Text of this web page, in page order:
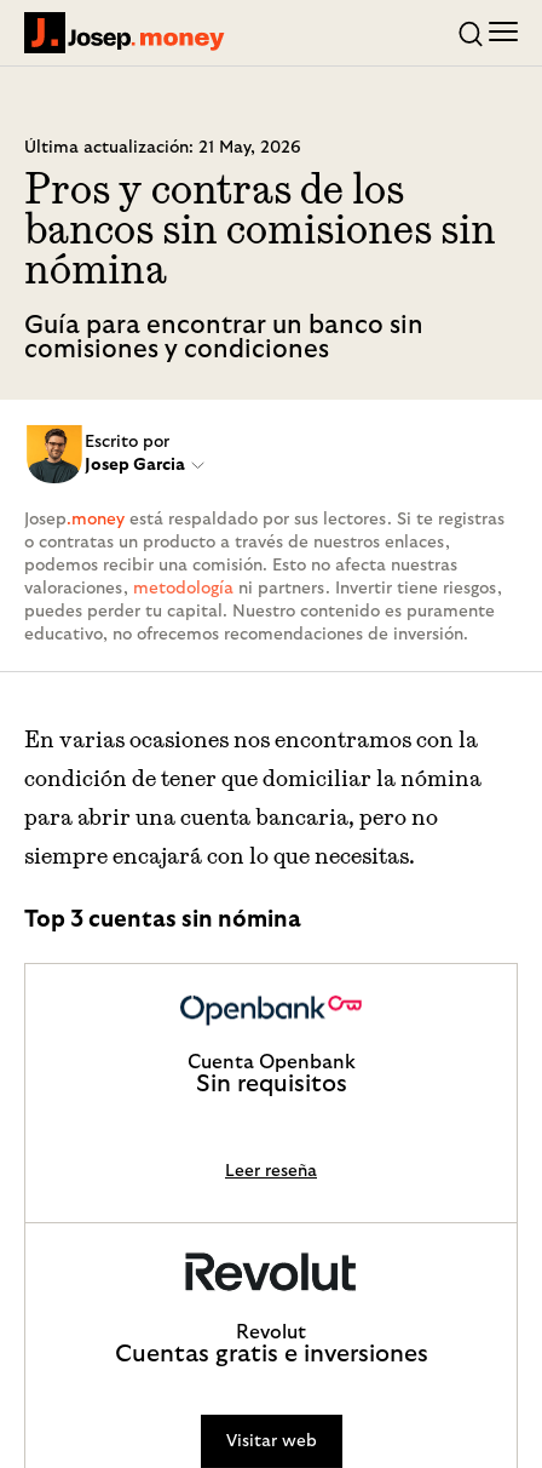
Josep.money Buscar
Última actualización: 21 May, 2026
Pros y contras de los
bancos sin comisiones sin
nómina
Guía para encontrar un banco sin
comisiones y condiciones
Escrito por
Josep Garcia
Josep.money está respaldado por sus lectores. Si te registras
o contratas un producto a través de nuestros enlaces,
podemos recibir una comisión. Esto no afecta nuestras
valoraciones, metodología ni partners. Invertir tiene riesgos,
puedes perder tu capital. Nuestro contenido es puramente
educativo, no ofrecemos recomendaciones de inversión.
En varias ocasiones nos encontramos con la
condición de tener que domiciliar la nómina
para abrir una cuenta bancaria, pero no
siempre encajará con lo que necesitas.
Top 3 cuentas sin nómina
Cuenta Openbank
Sin requisitos
Leer reseña
Revolut
Cuentas gratis e inversiones
Visitar web